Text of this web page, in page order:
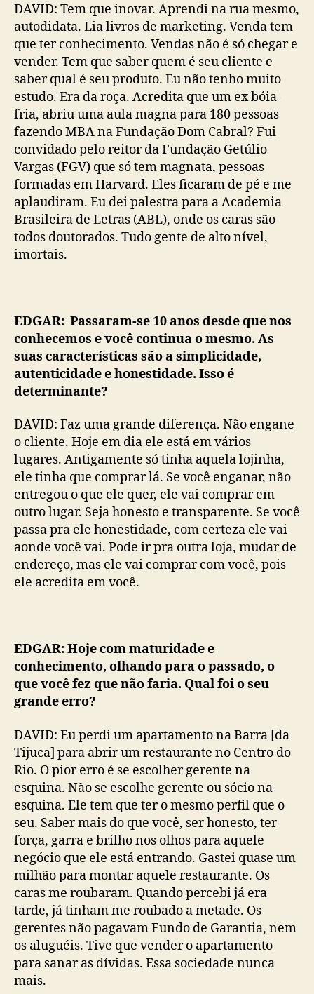
DAVID: Tem que inovar. Aprendi na rua mesmo,
autodidata. Lia livros de marketing. Venda tem
que ter conhecimento. Vendas não é só chegar e
vender. Tem que saber quem é seu cliente e
saber qual é seu produto. Eu não tenho muito
estudo. Era da roça. Acredita que um ex bóia-
fria, abriu uma aula magna para 180 pessoas
fazendo MBA na Fundação Dom Cabral? Fui
convidado pelo reitor da Fundação Getúlio
Vargas (FGV) que só tem magnata, pessoas
formadas em Harvard. Eles ficaram de pé e me
aplaudiram. Eu dei palestra para a Academia
Brasileira de Letras (ABL), onde os caras são
todos doutorados. Tudo gente de alto nível,
imortais.
EDGAR: Passaram-se 10 anos desde que nos
conhecemos e você continua o mesmo. As
suas características são a simplicidade,
autenticidade e honestidade. Isso é
determinante?
DAVID: Faz uma grande diferença. Não engane
o cliente. Hoje em dia ele está em vários
lugares. Antigamente só tinha aquela lojinha,
ele tinha que comprar lá. Se você enganar, não
entregou o que ele quer, ele vai comprar em
outro lugar. Seja honesto e transparente. Se você
passa pra ele honestidade, com certeza ele vai
aonde você vai. Pode ir pra outra loja, mudar de
endereço, mas ele vai comprar com você, pois
ele acredita em você.
EDGAR: Hoje com maturidade e
conhecimento, olhando para o passado, o
que você fez que não faria. Qual foi o seu
grande erro?
DAVID: Eu perdi um apartamento na Barra [da
Tijuca] para abrir um restaurante no Centro do
Rio. O pior erro é se escolher gerente na
esquina. Não se escolhe gerente ou sócio na
esquina. Ele tem que ter o mesmo perfil que o
seu. Saber mais do que você, ser honesto, ter
força, garra e brilho nos olhos para aquele
negócio que ele está entrando. Gastei quase um
milhão para montar aquele restaurante. Os
caras me roubaram. Quando percebi já era
tarde, já tinham me roubado a metade. Os
gerentes não pagavam Fundo de Garantia, nem
os aluguéis. Tive que vender o apartamento
para sanar as dívidas. Essa sociedade nunca
mais.